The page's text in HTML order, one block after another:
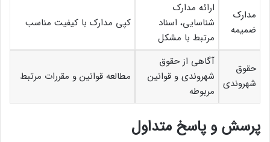
مدارک
ضمیمه
ارائه مدارک
شناسایی، اسناد
مرتبط با مشکل
کپی مدارک با کیفیت مناسب
حقوق
شهروندی
آگاهی از حقوق
شهروندی و قوانین
مربوطه
مطالعه قوانین و مقررات مرتبط
پرسش و پاسخ متداول